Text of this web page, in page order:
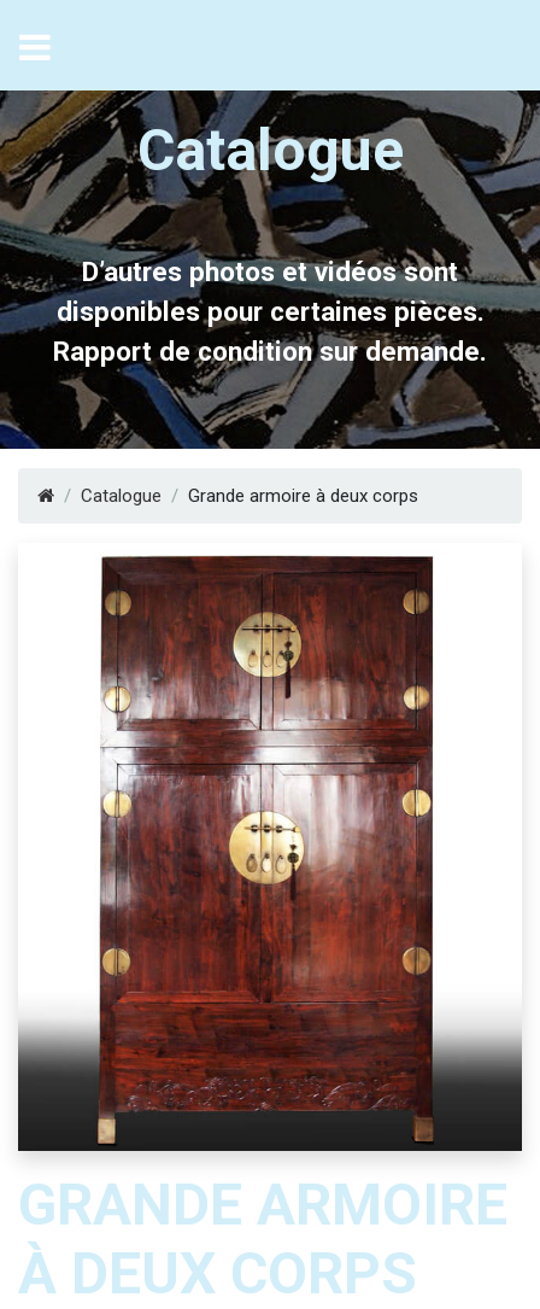
Catalogue
D’autres photos et vidéos sont
disponibles pour certaines pièces.
Rapport de condition sur demande.
Catalogue Grande armoire à deux corps
GRANDE ARMOIRE
À DEUX CORPS